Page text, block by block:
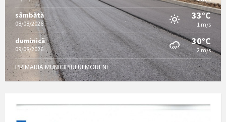
sâmbătă
08/08/2026
33°C
1 m/s
duminică
09/08/2026
30°C
2 m/s
PRIMARIA MUNICIPIULUI MORENI